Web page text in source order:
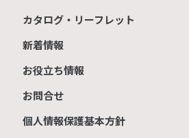
カタログ・リーフレット
新着情報
お役立ち情報
お問合せ
個人情報保護基本方針